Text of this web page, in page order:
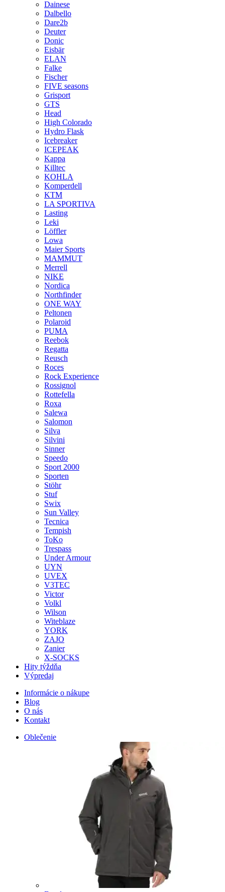
Dainese
Dalbello
Dare2b
Deuter
Donic
Eisbär
ELAN
Falke
Fischer
FIVE seasons
Grisport
GTS
Head
High Colorado
Hydro Flask
Icebreaker
ICEPEAK
Kappa
Killtec
KOHLA
Komperdell
KTM
LA SPORTIVA
Lasting
Leki
Löffler
Lowa
Maier Sports
MAMMUT
Merrell
NIKE
Nordica
Northfinder
ONE WAY
Peltonen
Polaroid
PUMA
Reebok
Regatta
Reusch
Roces
Rock Experience
Rossignol
Rottefella
Roxa
Salewa
Salomon
Silva
Silvini
Sinner
Speedo
Sport 2000
Sporten
Stöhr
Stuf
Swix
Sun Valley
Tecnica
Tempish
ToKo
Trespass
Under Armour
UYN
UVEX
V3TEC
Victor
Volkl
Wilson
Witeblaze
YORK
ZAJO
Zanier
X-SOCKS
Hity týždňa
Výpredaj
Informácie o nákupe
Blog
O nás
Kontakt
Oblečenie